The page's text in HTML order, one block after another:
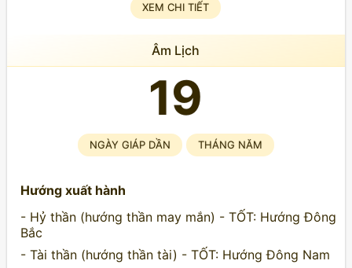
XEM CHI TIẾT
Âm Lịch
19
NGÀY GIÁP DẦN THÁNG NĂM
Hướng xuất hành
- Hỷ thần (hướng thần may mắn) - TỐT: Hướng Đông
Bắc
- Tài thần (hướng thần tài) - TỐT: Hướng Đông Nam